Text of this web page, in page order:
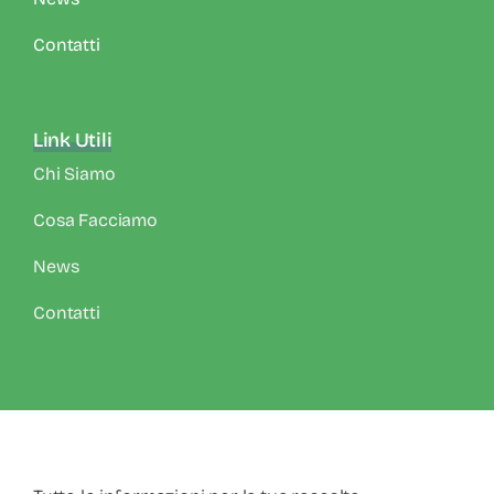
Contatti
Link Utili
Chi Siamo
Cosa Facciamo
News
Contatti